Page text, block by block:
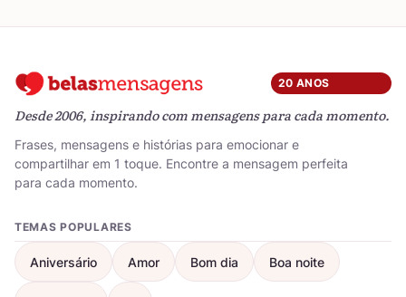
20 ANOS
Desde 2006, inspirando com mensagens para cada momento.
Frases, mensagens e histórias para emocionar e
compartilhar em 1 toque. Encontre a mensagem perfeita
para cada momento.
TEMAS POPULARES
Aniversário Amor Bom dia Boa noite